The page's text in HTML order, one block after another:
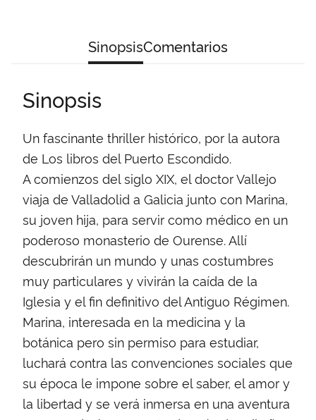
SinopsisComentarios
Sinopsis
Un fascinante thriller histórico, por la autora
de Los libros del Puerto Escondido.
A comienzos del siglo XIX, el doctor Vallejo
viaja de Valladolid a Galicia junto con Marina,
su joven hija, para servir como médico en un
poderoso monasterio de Ourense. Allí
descubrirán un mundo y unas costumbres
muy particulares y vivirán la caída de la
Iglesia y el fin definitivo del Antiguo Régimen.
Marina, interesada en la medicina y la
botánica pero sin permiso para estudiar,
luchará contra las convenciones sociales que
su época le impone sobre el saber, el amor y
la libertad y se verá inmersa en una aventura